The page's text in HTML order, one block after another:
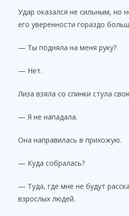
Удар оказался не сильным, но
его уверенности гораздо
— Ты подняла на меня руку?
— Нет.
Лиза взяла со спинки стула
— Я не нападала.
Она направилась в прихожую.
— Куда собралась?
— Туда, где мне не будут
взрослых людей.